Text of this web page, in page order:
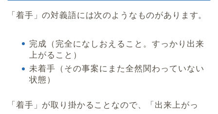
「着手」の対義語には次のようなものがあります。
完成（完全になしおえること。すっかり出来
上がること）
未着手（その事案にまた全然関わっていない
状態）
「着手」が取り掛かることなので、「出来上がっ